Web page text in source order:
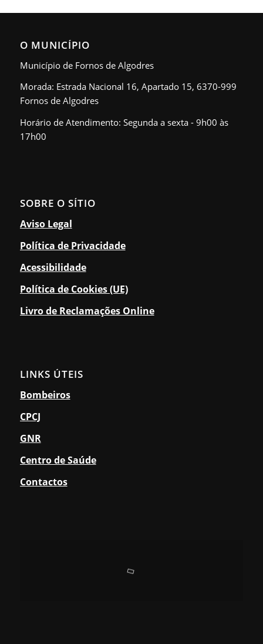
O MUNICÍPIO
Município de Fornos de Algodres
Morada: Estrada Nacional 16, Apartado 15, 6370-999
Fornos de Algodres
Horário de Atendimento: Segunda a sexta - 9h00 às
17h00
SOBRE O SÍTIO
Aviso Legal
Política de Privacidade
Acessibilidade
Política de Cookies (UE)
Livro de Reclamações Online
LINKS ÚTEIS
Bombeiros
CPCJ
GNR
Centro de Saúde
Contactos